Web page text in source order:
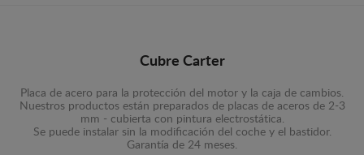
Cubre Carter
Placa de acero para la protección del motor y la caja de cambios.
Nuestros productos están preparados de placas de aceros de 2-3
mm - cubierta con pintura electrostática.
Se puede instalar sin la modificación del coche y el bastidor.
Garantía de 24 meses.